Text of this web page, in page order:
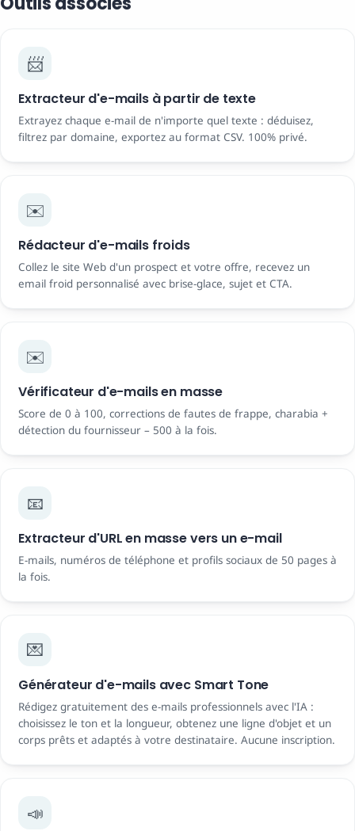
📨
Extracteur d'e-mails à partir de texte
Extrayez chaque e-mail de n'importe quel texte : déduisez,
filtrez par domaine, exportez au format CSV. 100% privé.
✉️
Rédacteur d'e-mails froids
Collez le site Web d'un prospect et votre offre, recevez un
email froid personnalisé avec brise-glace, sujet et CTA.
✉️
Vérificateur d'e-mails en masse
Score de 0 à 100, corrections de fautes de frappe, charabia +
détection du fournisseur – 500 à la fois.
📧
Extracteur d'URL en masse vers un e-mail
E-mails, numéros de téléphone et profils sociaux de 50 pages à
la fois.
💌
Générateur d'e-mails avec Smart Tone
Rédigez gratuitement des e-mails professionnels avec l'IA :
choisissez le ton et la longueur, obtenez une ligne d'objet et un
corps prêts et adaptés à votre destinataire. Aucune inscription.
📣